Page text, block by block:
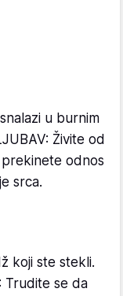
u burnim
Živite od
odnos
srca.
koji ste stekli.
Trudite se da